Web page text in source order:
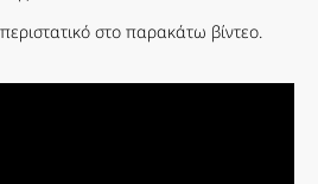
στο παρακάτω βίντεο.